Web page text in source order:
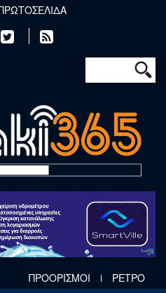
Φόρμα
Αναζήτηση
ΠΡΟΟΡΙΣΜΟΙ ΡΕΤΡΟ